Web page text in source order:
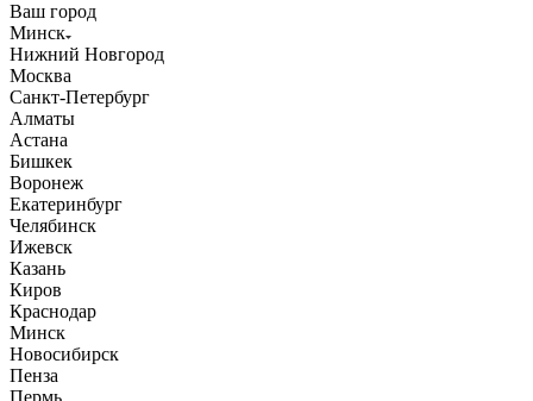
Ваш город
Минск
Нижний Новгород
Москва
Санкт-Петербург
Алматы
Астана
Бишкек
Воронеж
Екатеринбург
Челябинск
Ижевск
Казань
Киров
Краснодар
Минск
Новосибирск
Пенза
Пермь